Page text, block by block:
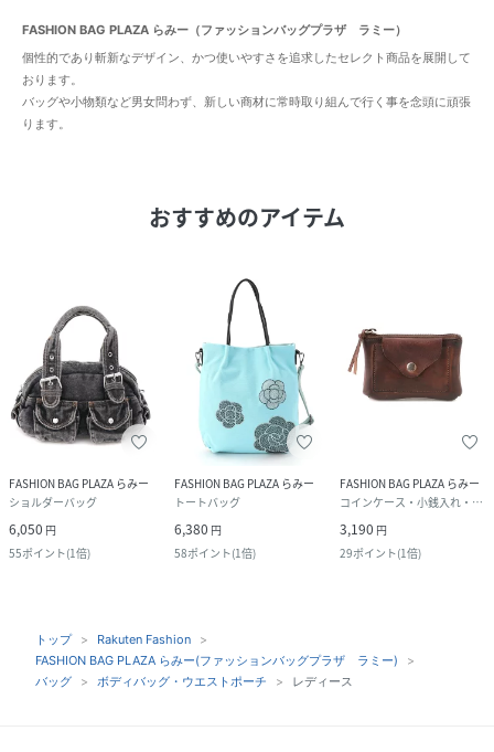
FASHION BAG PLAZA らみー（ファッションバッグプラザ ラミー）
個性的であり斬新なデザイン、かつ使いやすさを追求したセレクト商品を展開して
おります。
バッグや小物類など男女問わず、新しい商材に常時取り組んで行く事を念頭に頑張
ります。
おすすめのアイテム
FASHION BAG PLAZA らみー
ショルダーバッグ
6,050 円
55ポイント(1倍)
FASHION BAG PLAZA らみー
トートバッグ
6,380 円
58ポイント(1倍)
FASHION BAG PLAZA らみー
コインケース・小銭入れ・札入れ
3,190 円
29ポイント(1倍)
トップ
Rakuten Fashion
FASHION BAG PLAZA らみー(ファッションバッグプラザ ラミー)
バッグ
ボディバッグ・ウエストポーチ レディース